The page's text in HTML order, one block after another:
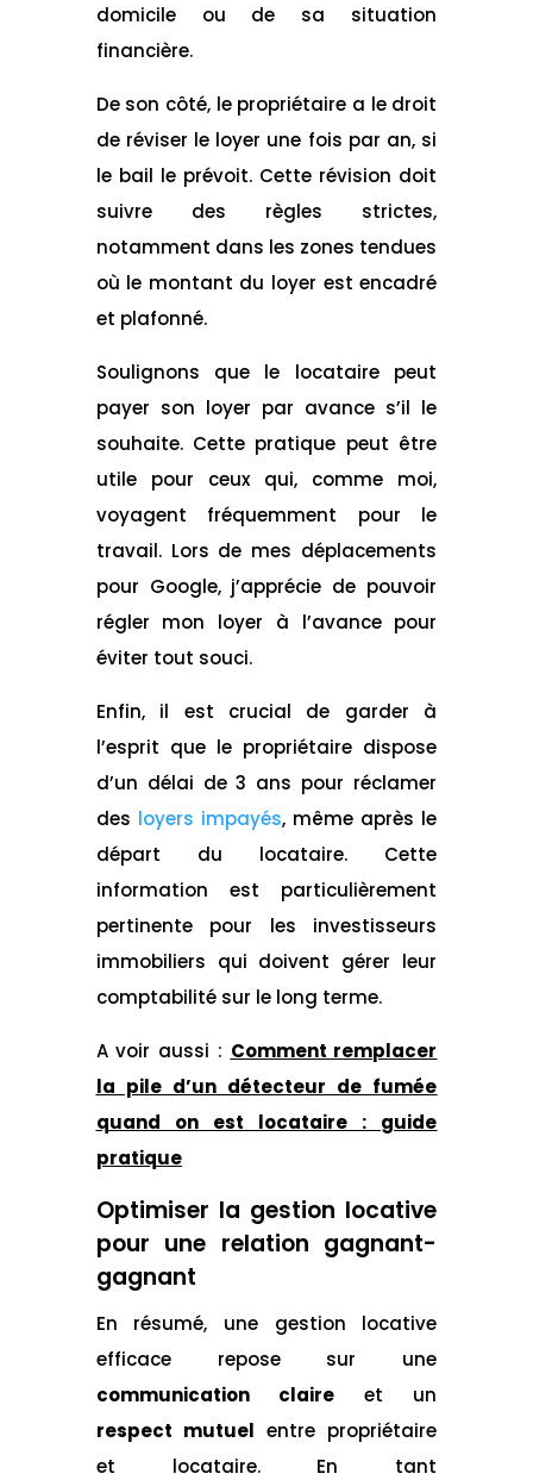
domicile ou de sa situation
financière.
De son côté, le propriétaire a le droit
de réviser le loyer une fois par an, si
le bail le prévoit. Cette révision doit
suivre des règles strictes,
notamment dans les zones tendues
où le montant du loyer est encadré
et plafonné.
Soulignons que le locataire peut
payer son loyer par avance s’il le
souhaite. Cette pratique peut être
utile pour ceux qui, comme moi,
voyagent fréquemment pour le
travail. Lors de mes déplacements
pour Google, j’apprécie de pouvoir
régler mon loyer à l’avance pour
éviter tout souci.
Enfin, il est crucial de garder à
l’esprit que le propriétaire dispose
d’un délai de 3 ans pour réclamer
des loyers impayés, même après le
départ du locataire. Cette
information est particulièrement
pertinente pour les investisseurs
immobiliers qui doivent gérer leur
comptabilité sur le long terme.
A voir aussi : Comment remplacer
la pile d’un détecteur de fumée
quand on est locataire : guide
pratique
Optimiser la gestion locative
pour une relation gagnant-
gagnant
En résumé, une gestion locative
efficace repose sur une
communication claireet un
respect mutuel entre propriétaire
et locataire. En tant